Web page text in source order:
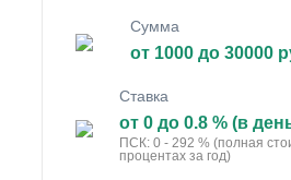
Сумма
от 1000 до 30000
Ставка
от 0 до 0.8 % (в
ПСК: 0 - 292 % (полная
процентах за год)